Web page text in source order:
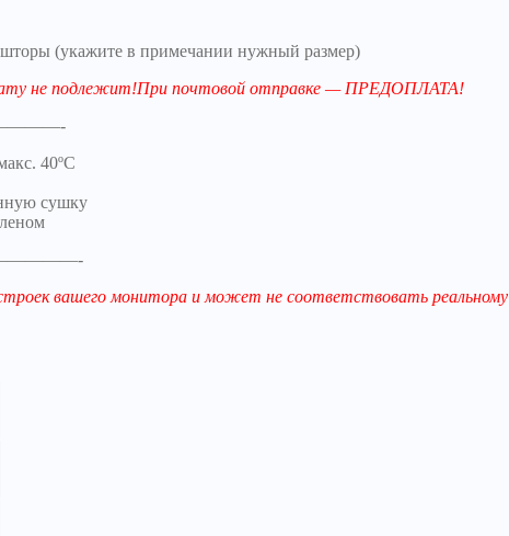
шторы (укажите в примечании нужный размер)
не подлежит!При почтовой отправке — ПРЕДОПЛАТА!
40ºC
сушку
вашего монитора и может не соответствовать реальному